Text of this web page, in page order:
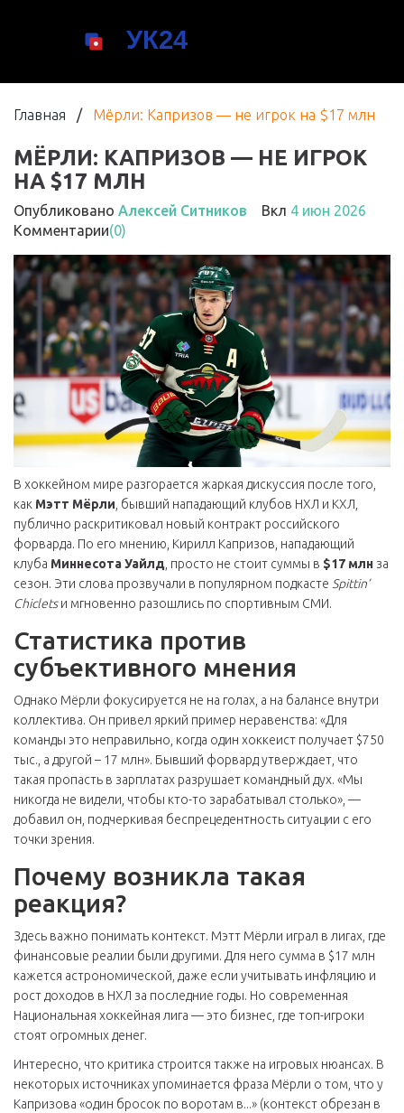
Главная / Мёрли: Капризов — не игрок на $17 млн
МЁРЛИ: КАПРИЗОВ — НЕ ИГРОК
НА $17 МЛН
Опубликовано Алексей Ситников Вкл 4 июн 2026
Комментарии(0)
В хоккейном мире разгорается жаркая дискуссия после того,
как Мэтт Мёрли бывший нападающий клубов НХЛ и КХЛ
публично раскритиковал новый контракт российского
форварда. По его мнению, Кирилл Капризов нападающий
клуба Миннесота Уайлд , просто не стоит суммы в $17 млн за
сезон. Эти слова прозвучали в популярном подкасте Spittin’
Chicletsи мгновенно разошлись по спортивным СМИ.
Статистика против
субъективного мнения
Однако Мёрли фокусируется не на голах, а на балансе внутри
коллектива. Он привел яркий пример неравенства: «Для
команды это неправильно, когда один хоккеист получает $750
тыс., а другой – 17 млн». Бывший форвард утверждает, что
такая пропасть в зарплатах разрушает командный дух. «Мы
никогда не видели, чтобы кто-то зарабатывал столько», —
добавил он, подчеркивая беспрецедентность ситуации с его
точки зрения.
Почему возникла такая
реакция?
Здесь важно понимать контекст. Мэтт Мёрли играл в лигах, где
финансовые реалии были другими. Для него сумма в $17 млн
кажется астрономической, даже если учитывать инфляцию и
рост доходов в НХЛ за последние годы. Но современная
Национальная хоккейная лига — это бизнес, где топ-игроки
стоят огромных денег.
Интересно, что критика строится также на игровых нюансах. В
некоторых источниках упоминается фраза Мёрли о том, что у
Капризова «один бросок по воротам в...» (контекст обрезан в